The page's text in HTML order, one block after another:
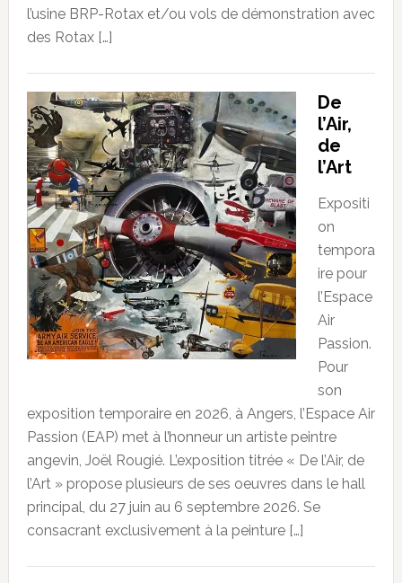
l’usine BRP-Rotax et/ou vols de démonstration avec
des Rotax […]
De
l’Air,
de
l’Art
Expositi
on
tempora
ire pour
l’Espace
Air
Passion.
Pour
son
exposition temporaire en 2026, à Angers, l’Espace Air
Passion (EAP) met à l’honneur un artiste peintre
angevin, Joël Rougié. L’exposition titrée « De l’Air, de
l’Art » propose plusieurs de ses oeuvres dans le hall
principal, du 27 juin au 6 septembre 2026. Se
consacrant exclusivement à la peinture […]